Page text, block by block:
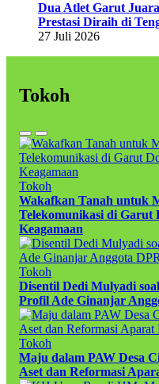
Dua Atlet Garut
Prestasi Diraih di
27 Juli 2026
Tokoh
Tokoh
Wakafkan Tanah untuk
Telekomunikasi di Garut
Keagamaan
Tokoh
Disentil Dedi Mulyadi
Profil Ade Ginanjar
Tokoh
Maju dalam PAW Desa
Aset dan Reformasi